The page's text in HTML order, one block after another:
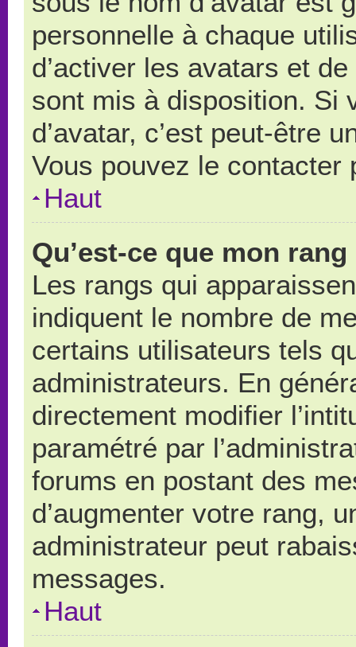
personnelle à chaque
d’activer les avatars et
sont mis à disposition. Si
d’avatar, c’est peut-être
Vous pouvez le contacter
Haut
Qu’est-ce que mon
Les rangs qui
indiquent le nombre de
certains utilisateurs tels
administrateurs. En
directement modifier
paramétré par
forums en postant des
d’augmenter votre rang,
administrateur peut
messages.
Haut